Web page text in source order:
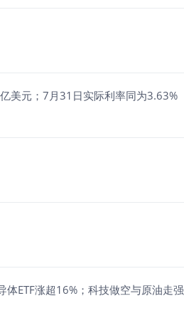
美元；7月31日实际利率同为3.63%
体ETF涨超16%；科技做空与原油走强